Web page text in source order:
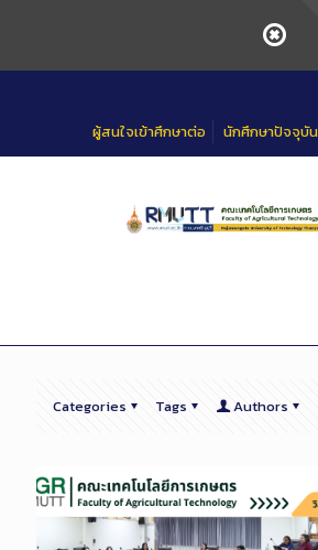
ผู้สนใจเข้าศึกษาต่อ นักศึกษาปัจจุบัน
Categories Tags Authors